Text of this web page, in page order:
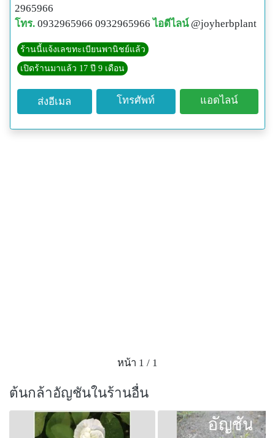
2965966
โทร. 0932965966 0932965966 ไอดีไลน์ @joyherbplant
ร้านนี้แจ้งเลขทะเบียนพานิชย์แล้ว
เปิดร้านมาแล้ว 17 ปี 9 เดือน
ส่งอีเมล โทรศัพท์ แอดไลน์
หน้า 1 / 1
ต้นกล้าอัญชันในร้านอื่น